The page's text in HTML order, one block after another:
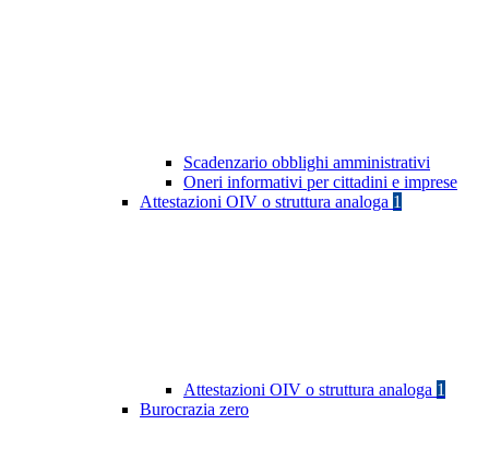
Scadenzario obblighi amministrativi
Oneri informativi per cittadini e imprese
Attestazioni OIV o struttura analoga 1
Attestazioni OIV o struttura analoga 1
Burocrazia zero